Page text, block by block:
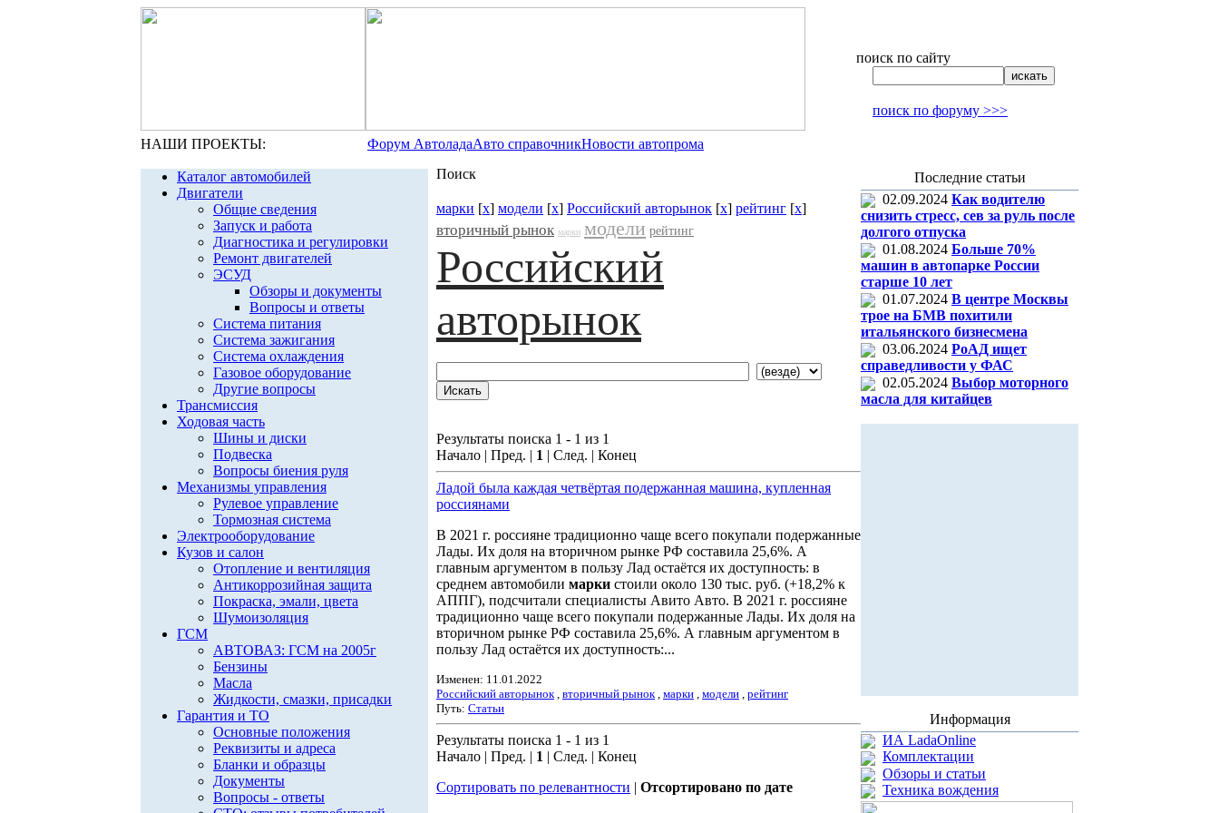
поиск по сайту
поиск по форуму >>>
НАШИ ПРОЕКТЫ: Форум АвтоладаАвто справочникНовости автопрома
Каталог автомобилей
Двигатели
Общие сведения
Запуск и работа
Диагностика и регулировки
Ремонт двигателей
ЭСУД
Обзоры и документы
Вопросы и ответы
Система питания
Система зажигания
Система охлаждения
Газовое оборудование
Другие вопросы
Трансмиссия
Ходовая часть
Шины и диски
Подвеска
Вопросы биения руля
Механизмы управления
Рулевое управление
Тормозная система
Электрооборудование
Кузов и салон
Отопление и вентиляция
Антикоррозийная защита
Покраска, эмали, цвета
Шумоизоляция
ГСМ
АВТОВАЗ: ГСМ на 2005г
Бензины
Масла
Жидкости, смазки, присадки
Гарантия и ТО
Основные положения
Реквизиты и адреса
Бланки и образцы
Документы
Вопросы - ответы
Поиск
марки [x] модели [x] Российский авторынок [x] рейтинг [x]
вторичный рынок марки модели рейтинг
Российский
авторынок
Результаты поиска 1 - 1 из 1
Начало | Пред. | 1 | След. | Конец
Ладой была каждая четвёртая подержанная машина, купленная
россиянами
В 2021 г. россияне традиционно чаще всего покупали подержанные
Лады. Их доля на вторичном рынке РФ составила 25,6%. А
главным аргументом в пользу Лад остаётся их доступность: в
среднем автомобили марки стоили около 130 тыс. руб. (+18,2% к
АППГ), подсчитали специалисты Авито Авто. В 2021 г. россияне
традиционно чаще всего покупали подержанные Лады. Их доля на
вторичном рынке РФ составила 25,6%. А главным аргументом в
пользу Лад остаётся их доступность:...
Изменен: 11.01.2022
Российский авторынок, вторичный рынок, марки , модели , рейтинг
Путь: Статьи
Результаты поиска 1 - 1 из 1
Начало | Пред. | 1 | След. | Конец
Сортировать по релевантности | Отсортировано по дате
Последние статьи
02.09.2024 Как водителю
снизить стресс, сев за руль после
долгого отпуска
01.08.2024 Больше 70%
машин в автопарке России
старше 10 лет
01.07.2024 В центре Москвы
трое на БМВ похитили
итальянского бизнесмена
03.06.2024 РоАД ищет
справедливости у ФАС
02.05.2024 Выбор моторного
масла для китайцев
Информация
ИА LadaOnline
Комплектации
Обзоры и статьи
Техника вождения